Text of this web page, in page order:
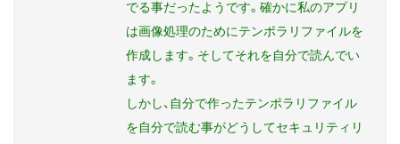
でる事だったようです。確かに私のアプリ
は画像処理のためにテンポラリファイルを
作成します。そしてそれを自分で読んでい
ます。
しかし、自分で作ったテンポラリファイル
を自分で読む事がどうしてセキュリティリ